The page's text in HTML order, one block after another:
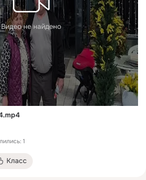
Видео не найдено
1
Класс